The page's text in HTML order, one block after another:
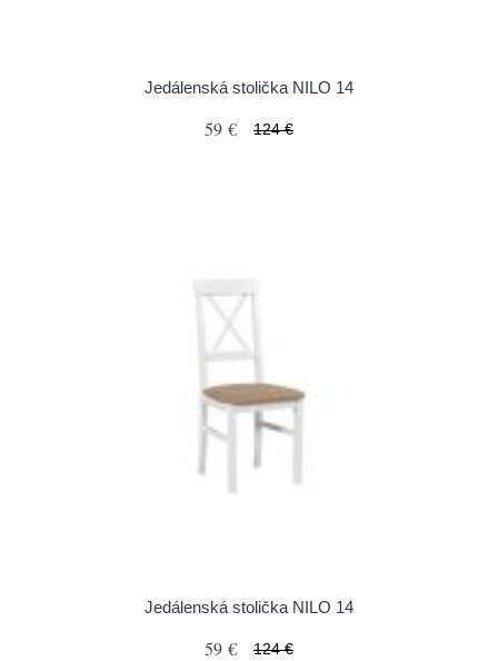
Jedálenská stolička NILO 14
59 € 124 €
Jedálenská stolička NILO 14
59 € 124 €